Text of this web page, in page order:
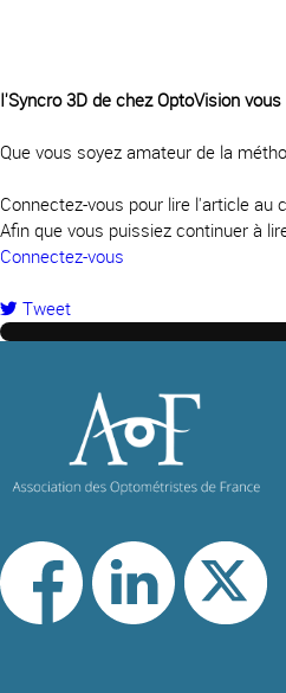
I'Syncro 3D de chez OptoVision
Que vous soyez amateur de la
Connectez-vous pour lire l'article au
Afin que vous puissiez continuer à
Connectez-vous
Tweet
pinterest